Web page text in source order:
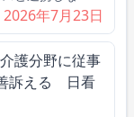
2026年7月23日
護分野に従事
訴える 日看